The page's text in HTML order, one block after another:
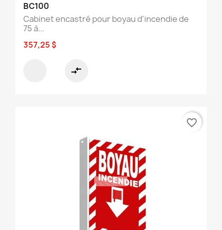
BC100
Cabinet encastré pour boyau d'incendie de
75 à...
357,25 $
compare_arrows
favorite_border